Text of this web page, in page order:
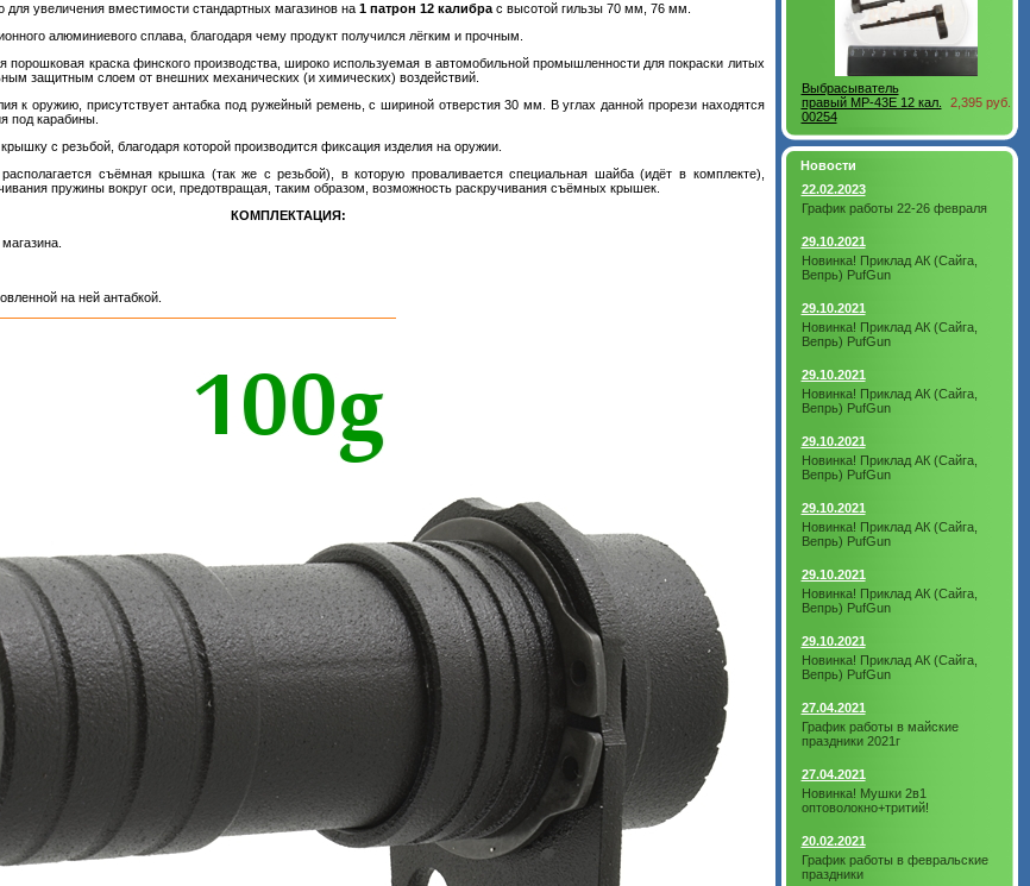
для увеличения вместимости стандартных магазинов на 1 патрон 12 калибрас высотой гильзы 70 мм, 76 мм.
алюминиевого сплава, благодаря чему продукт получился лёгким и прочным.
порошковая краска финского производства, широко используемая в автомобильной промышленности для покраски литых
защитным слоем от внешних механических (и химических) воздействий.
к оружию, присутствует антабка под ружейный ремень, с шириной отверстия 30 мм. В углах данной прорези находятся
под карабины.
с резьбой, благодаря которой производится фиксация изделия на оружии.
съёмная крышка (так же с резьбой), в которую проваливается специальная шайба (идёт в комплекте),
пружины вокруг оси, предотвращая, таким образом, возможность раскручивания съёмных крышек.
КОМПЛЕКТАЦИЯ:
на ней антабкой.
Выбрасыватель
правый МР-43Е 12 кал.
00254
2,395 руб.
Новости
22.02.2023
График работы 22-26 февраля
29.10.2021
Новинка! Приклад АК (Сайга,
Вепрь) PufGun
29.10.2021
Новинка! Приклад АК (Сайга,
Вепрь) PufGun
29.10.2021
Новинка! Приклад АК (Сайга,
Вепрь) PufGun
29.10.2021
Новинка! Приклад АК (Сайга,
Вепрь) PufGun
29.10.2021
Новинка! Приклад АК (Сайга,
Вепрь) PufGun
29.10.2021
Новинка! Приклад АК (Сайга,
Вепрь) PufGun
29.10.2021
Новинка! Приклад АК (Сайга,
Вепрь) PufGun
27.04.2021
График работы в майские
праздники 2021г
27.04.2021
Новинка! Мушки 2в1
оптоволокно+тритий!
20.02.2021
График работы в февральские
праздники